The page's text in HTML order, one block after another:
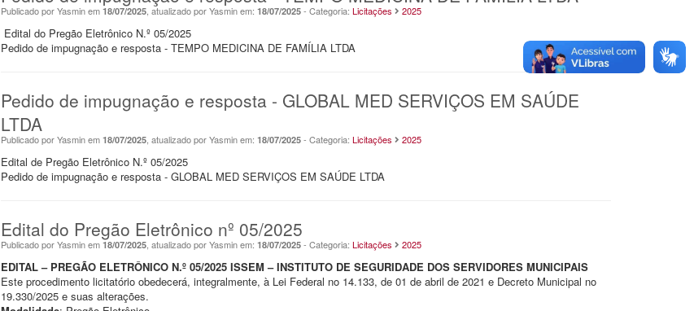
Publicado por Yasmin em 18/07/2025 , atualizado por Yasmin em: 18/07/2025 - Categoria: Licitações 2025
Edital do Pregão Eletrônico N.º 05/2025
Pedido de impugnação e resposta - TEMPO MEDICINA DE FAMÍLIA LTDA
Pedido de impugnação e resposta - GLOBAL MED SERVIÇOS EM SAÚDE
LTDA
Publicado por Yasmin em 18/07/2025 , atualizado por Yasmin em: 18/07/2025 - Categoria: Licitações 2025
Edital de Pregão Eletrônico N.º 05/2025
Pedido de impugnação e resposta - GLOBAL MED SERVIÇOS EM SAÚDE LTDA
Edital do Pregão Eletrônico nº 05/2025
Publicado por Yasmin em 18/07/2025 , atualizado por Yasmin em: 18/07/2025 - Categoria: Licitações 2025
EDITAL – PREGÃO ELETRÔNICO N.º 05/2025 ISSEM – INSTITUTO DE SEGURIDADE DOS SERVIDORES MUNICIPAIS
Este procedimento licitatório obedecerá, integralmente, à Lei Federal no 14.133, de 01 de abril de 2021 e Decreto Municipal no
19.330/2025 e suas alterações.